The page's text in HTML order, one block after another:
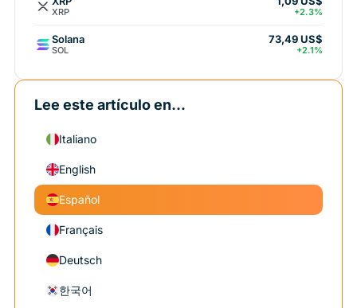
XRP +2.3%
Solana
SOL
73,49 US$
+2.1%
Lee este artículo en...
Italiano
English
Español
Français
Deutsch
한국어